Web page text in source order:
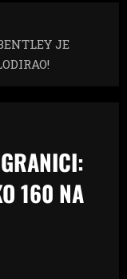
JE
160 NA